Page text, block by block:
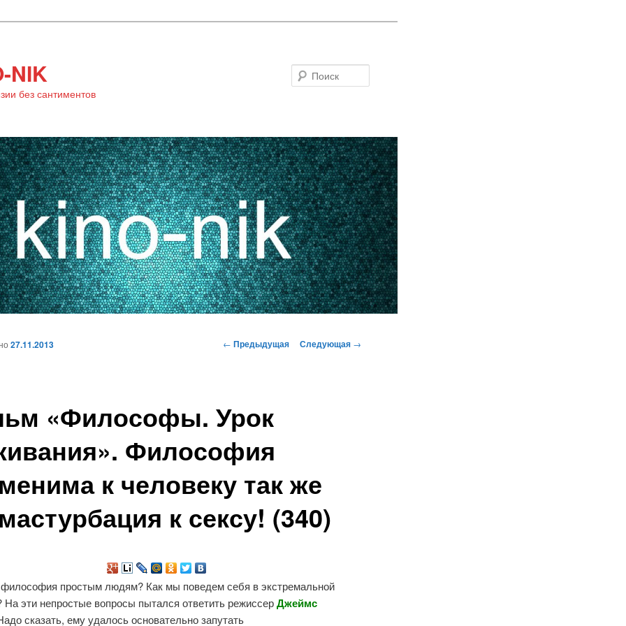
NIK
без сантиментов
Навигация
← Предыдущая Следующая →
«Философы. Урок
Философия
к человеку так же
к сексу! (340)
27.11.2013
простым людям? Как мы поведем себя в экстремальной
На эти непростые вопросы пытался ответить режиссерДжеймс
сказать, ему удалось основательно запутать